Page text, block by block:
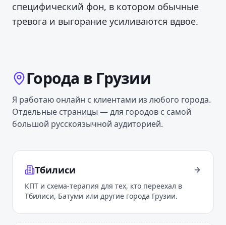
специфический фон, в котором обычные
тревога и выгорание усиливаются вдвое.
Города в Грузии
Я работаю онлайн с клиентами из любого города.
Отдельные страницы — для городов с самой
большой русскоязычной аудиторией.
Тбилиси
КПТ и схема-терапия для тех, кто переехал в
Тбилиси, Батуми или другие города Грузии.